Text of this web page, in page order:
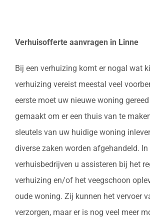
Verhuisofferte aanvragen in Linne
Bij een verhuizing komt er nogal wat
verhuizing vereist meestal veel
eerste moet uw nieuwe woning
gemaakt om er een thuis van te
sleutels van uw huidige woning
diverse zaken worden afgehandeld.
verhuisbedrijven u assisteren bij het
verhuizing en/of het veegschoon
oude woning. Zij kunnen het vervoer
verzorgen, maar er is nog veel meer